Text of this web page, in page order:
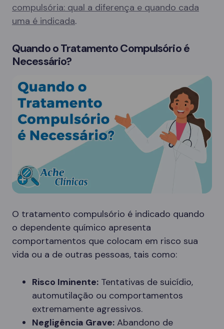
compulsória: qual a diferença e quando cada
uma é indicada.
Quando o Tratamento Compulsório é
Necessário?
O tratamento compulsório é indicado quando
o dependente químico apresenta
comportamentos que colocam em risco sua
vida ou a de outras pessoas, tais como:
Risco Iminente: Tentativas de suicídio,
automutilação ou comportamentos
extremamente agressivos.
Negligência Grave: Abandono de